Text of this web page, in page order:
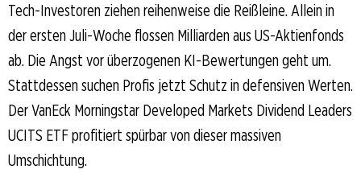
Tech-Investoren ziehen reihenweise die Reißleine. Allein in
der ersten Juli-Woche flossen Milliarden aus US-Aktienfonds
ab. Die Angst vor überzogenen KI-Bewertungen geht um.
Stattdessen suchen Profis jetzt Schutz in defensiven Werten.
Der VanEck Morningstar Developed Markets Dividend Leaders
UCITS ETF profitiert spürbar von dieser massiven
Umschichtung.